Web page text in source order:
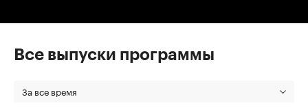
Все выпуски программы
За все время